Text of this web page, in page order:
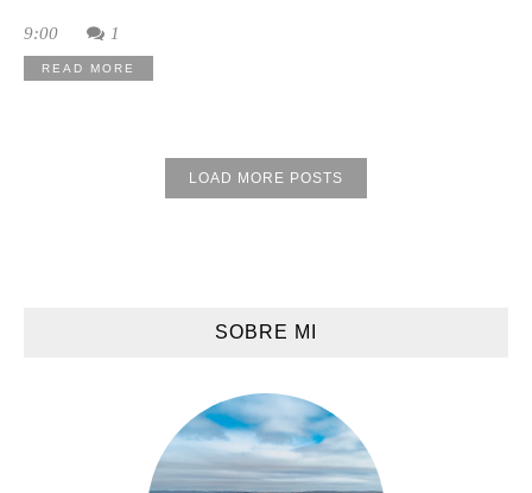
9:00 1
READ MORE
LOAD MORE POSTS
SOBRE MI